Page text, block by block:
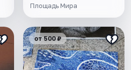
Площадь Мира
от 500 ₽